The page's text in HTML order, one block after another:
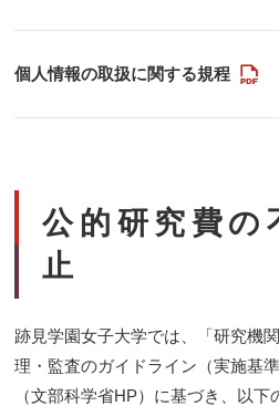
個人情報の取扱に関する規程
公的研究費の
止
跡見学園女子大学では、「研究機
理・監査のガイドライン（実施基
（文部科学省HP）に基づき、以